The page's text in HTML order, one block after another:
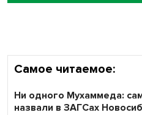
Самое читаемое:
Ни одного Мухаммеда:
назвали в ЗАГСах